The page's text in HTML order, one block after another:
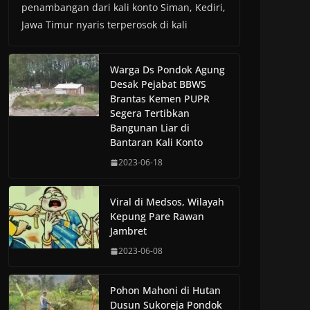
penambangan dari kali konto Siman, Kediri,
Jawa Timur nyaris terperosok di kali
Warga Ds Pondok Agung
Desak Pejabat BBWS
Brantas Kemen PUPR
Segera Tertibkan
Bangunan Liar di
Bantaran Kali Konto
2023-06-18
Viral di Medsos, Wilayah
Kepung Pare Rawan
Jambret
2023-06-08
Pohon Mahoni di Hutan
Dusun Sukoreja Pondok